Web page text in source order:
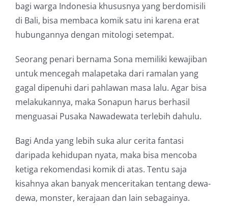
bagi warga Indonesia khususnya yang berdomisili
di Bali, bisa membaca komik satu ini karena erat
hubungannya dengan mitologi setempat.
Seorang penari bernama Sona memiliki kewajiban
untuk mencegah malapetaka dari ramalan yang
gagal dipenuhi dari pahlawan masa lalu. Agar bisa
melakukannya, maka Sonapun harus berhasil
menguasai Pusaka Nawadewata terlebih dahulu.
Bagi Anda yang lebih suka alur cerita fantasi
daripada kehidupan nyata, maka bisa mencoba
ketiga rekomendasi komik di atas. Tentu saja
kisahnya akan banyak menceritakan tentang dewa-
dewa, monster, kerajaan dan lain sebagainya.